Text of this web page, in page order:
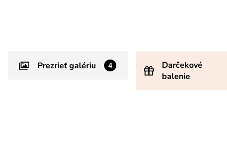
Prezrieť galériu 4
Darčekové
balenie